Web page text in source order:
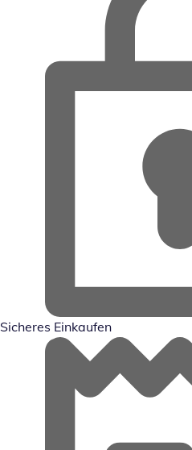
Sicheres Einkaufen